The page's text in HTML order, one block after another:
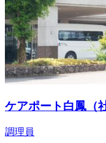
ケアポート白鳳（
調理員